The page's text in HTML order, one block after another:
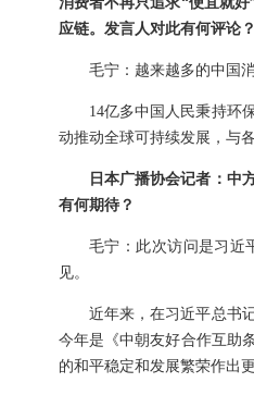
应链。发言人对此有何评论？
毛宁：越来越多的中国
14亿多中国人民秉持环
动推动全球可持续发展，与
日本广播协会记者：中
有何期待？
毛宁：此次访问是习近
见。
近年来，在习近平总书
今年是《中朝友好合作互助
的和平稳定和发展繁荣作出